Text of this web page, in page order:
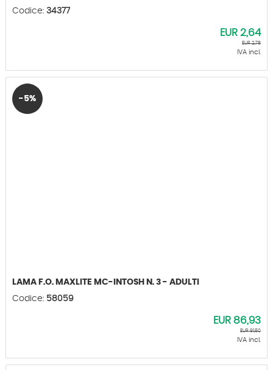
Codice: 34377
EUR2,64
EUR2,78
IVA incl.
-5%
LAMA F.O. MAXLITE MC-INTOSH N. 3 - ADULTI
Codice: 58059
EUR 86,93
EUR91,50
IVA incl.